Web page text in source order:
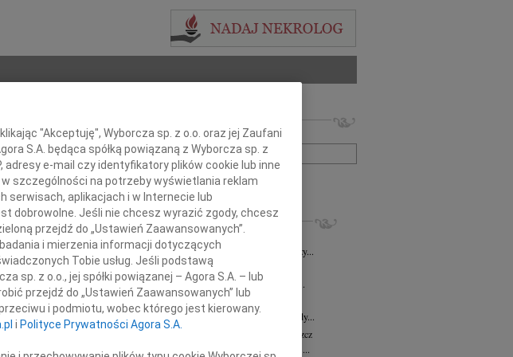
Imię i nazwisko lub numer ogłoszenia:
+ szukanie zaawansowane
INNE NEKROLOGI
06.08.2026Bydgoszcz
Sylwii Kramkowskiej wraz z Rodziną wyrazy...
05.08.2026Bydgoszcz
Arlecie Stanisławskiej oraz Jej Najbliższym...
30.07.2026
Bydgoszcz
Pani Elżbiecie Skwierzyńskiej Członkini Rady...
Janusz Ostoja-Zagórski
Bydgoszcz
Z głębokim smutkiem żegnamy prof. dr. hab....
"Akceptuję", Wyborcza sp. z o.o. oraz jej Zaufani
S.A. będąca spółką powiązaną z Wyborcza sp. z
e-mail czy identyfikatory plików cookie lub inne
szczególności na potrzeby wyświetlania reklam
serwisach, aplikacjach i w Internecie lub
dobrowolne. Jeśli nie chcesz wyrazić zgody, chcesz
przejdź do „Ustawień Zaawansowanych”.
i mierzenia informacji dotyczących
Tobie usług. Jeśli podstawą
sp. z o.o., jej spółki powiązanej – Agora S.A. – lub
przejdź do „Ustawień Zaawansowanych” lub
i podmiotu, wobec którego jest kierowany.
i Polityce Prywatności Agora S.A.